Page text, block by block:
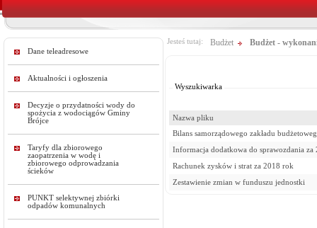
Dane teleadresowe
Aktualności i ogłoszenia
Decyzje o przydatności wody do
spożycia z wodociągów Gminy
Brójce
Taryfy dla zbiorowego
zaopatrzenia w wodę i
zbiorowego odprowadzania
ścieków
PUNKT selektywnej zbiórki
odpadów komunalnych
Jesteś tutaj: Budżet Budżet -
Wyszukiwarka
Nazwa pliku
Bilans samorządowego zakładu
Informacja dodatkowa do sprawozdania za
Rachunek zysków i strat za 2018 rok
Zestawienie zmian w funduszu jednostki